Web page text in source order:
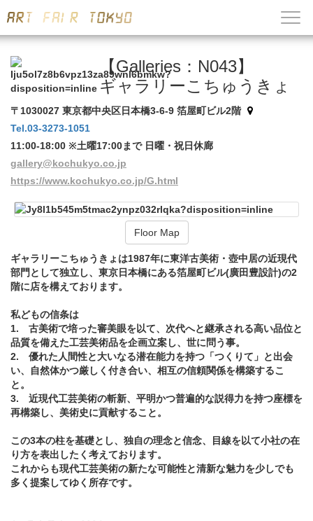
【Galleries：N043】
ギャラリーこちゅうきょ
〒1030027 東京都中央区日本橋3-6-9 箔屋町ビル2階
Tel.03-3273-1051
11:00-18:00 ※土曜17:00まで 日曜・祝日休廊
gallery@kochukyo.co.jp
https://www.kochukyo.co.jp/G.html
Floor Map
ギャラリーこちゅうきょは1987年に東洋古美術・壺中居の近現代
部門として独立し、東京日本橋にある箔屋町ビル(廣田豊設計)の2
階に店を構えております。
私どもの信条は
1. 古美術で培った審美眼を以て、次代へと継承される高い品位と
品質を備えた工芸美術品を企画立案し、世に問う事。
2. 優れた人間性と大いなる潜在能力を持つ「つくりて」と出会
い、自然体かつ厳しく付き合い、相互の信頼関係を構築するこ
と。
3. 近現代工芸美術の斬新、平明かつ普遍的な説得力を持つ座標を
再構築し、美術史に貢献すること。
この3本の柱を基礎とし、独自の理念と信念、目線を以て小社の在
り方を表出したく考えております。
これからも現代工芸美術の新たな可能性と清新な魅力を少しでも
多く提案してゆく所存です。